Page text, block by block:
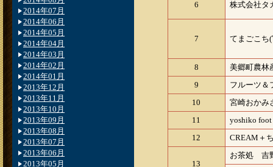
6 株式会社タ
7 てまごこち
8
美郷町農林
9
フルーツ＆
10
宮崎おかみ
11
yoshiko foot
12
CREAM＋
13
お茶処 吉
2014年07月
2014年06月
2014年05月
2014年04月
2014年03月
2014年02月
2014年01月
2013年12月
2013年11月
2013年10月
2013年09月
2013年08月
2013年07月
2013年06月
2013年05月